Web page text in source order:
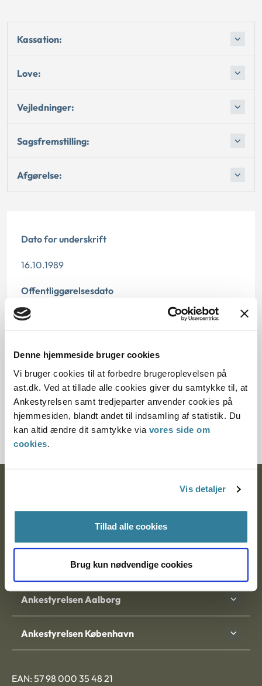
Denne hjemmeside bruger cookies
Vi bruger cookies til at forbedre brugeroplevelsen på
ast.dk. Ved at tillade alle cookies giver du samtykke til, at
Ankestyrelsen samt tredjeparter anvender cookies på
hjemmesiden, blandt andet til indsamling af statistik. Du
kan altid ændre dit samtykke via vores side om
cookies.
Vis detaljer
Tillad alle cookies
Brug kun nødvendige cookies
Kassation:
Love:
Vejledninger:
Sagsfremstilling:
Afgørelse:
Dato for underskrift
16.10.1989
Offentliggørelsesdato
12.07.2013
§ 11 § 10 § 42
Journalnummer
21147-88
Postadresse:
Nytorv 7, 2. sal
9000 Aalborg
Ankestyrelsen Aalborg
Ankestyrelsen København
EAN: 57 98 000 35 48 21